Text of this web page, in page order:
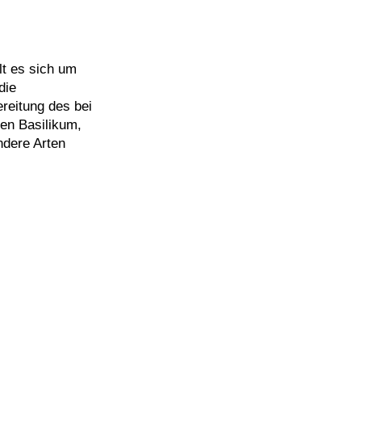
es sich um
des bei
Basilikum,
Arten